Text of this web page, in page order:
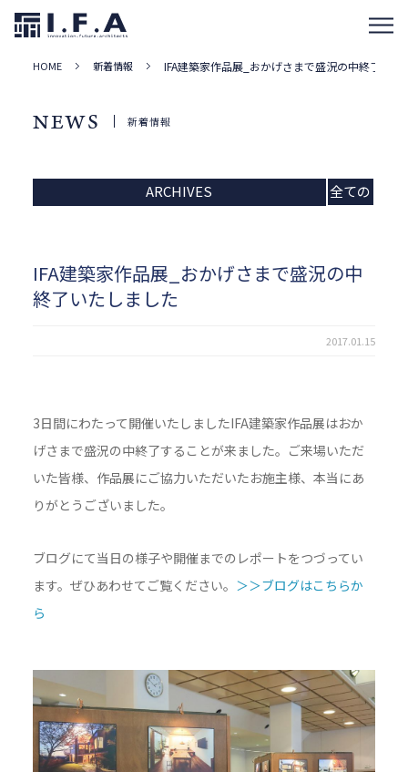
HOME 新着情報 IFA建築家作品展_おかげさまで盛況の中終了いた
NEWS 新着情報
ARCHIVES
全ての
IFA建築家作品展_おかげさまで盛況の中
終了いたしました
2017.01.15
3日間にわたって開催いたしましたIFA建築家作品展はおか
げさまで盛況の中終了することが来ました。ご来場いただ
いた皆様、作品展にご協力いただいたお施主様、本当にあ
りがとうございました。
ブログにて当日の様子や開催までのレポートをつづってい
ます。ぜひあわせてご覧ください。 ＞＞ブログはこちらか
ら